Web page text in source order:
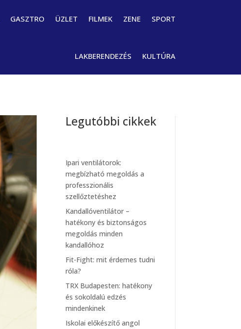
GASZTRO ÜZLET FILMEK ZENE SPORT
LAKBERENDEZÉS KULTÚRA
Legutóbbi cikkek
Ipari ventilátorok:
megbízható megoldás a
professzionális
szellőztetéshez
Kandallóventilátor –
hatékony és biztonságos
megoldás minden
kandallóhoz
Fit-Fight: mit érdemes tudni
róla?
TRX Budapesten: hatékony
és sokoldalú edzés
mindenkinek
Iskolai előkészítő angol